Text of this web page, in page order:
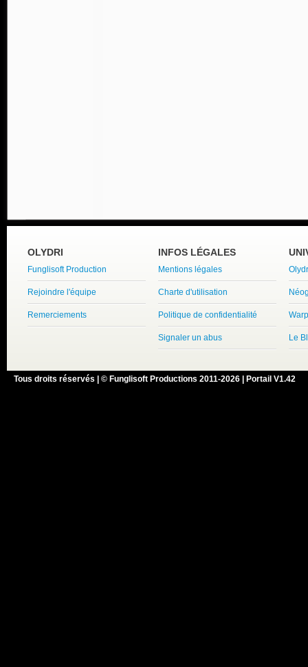
OLYDRI
Funglisoft Production
Rejoindre l'équipe
Remerciements
INFOS LÉGALES
Mentions légales
Charte d'utilisation
Politique de confidentialité
Signaler un abus Le
Tous droits réservés | © Funglisoft Productions 2011-2026 | Portail V1.42